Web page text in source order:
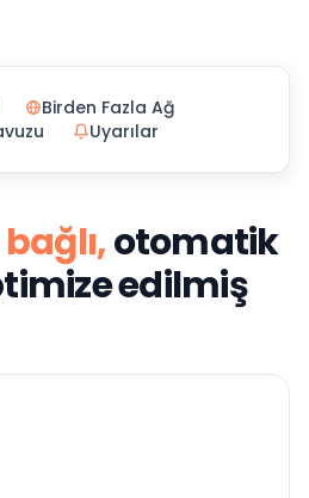
Birden Fazla Ağ
Uyarılar
otomatik
edilmiş